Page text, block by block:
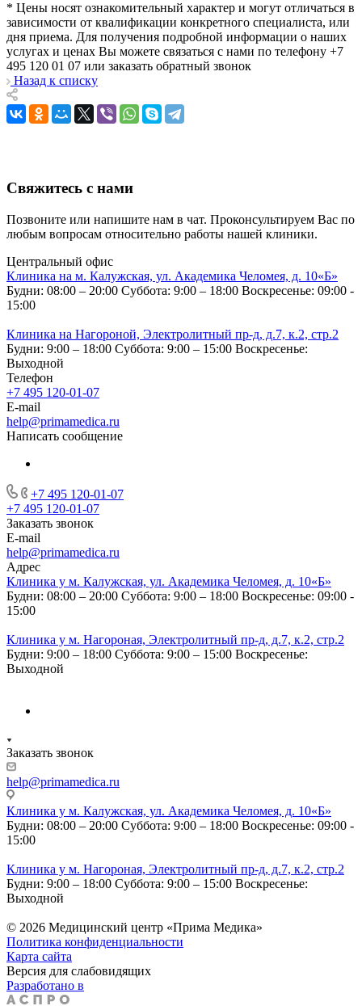
* Цены носят ознакомительный характер и могут отличаться в
зависимости от квалификации конкретного специалиста, или
дня приема. Для получения подробной информации о наших
услугах и ценах Вы можете связаться с нами по телефону +7
495 120 01 07 или заказать обратный звонок
Назад к списку
Свяжитесь с нами
Позвоните или напишите нам в чат. Проконсультируем Вас по
любым вопросам относительно работы нашей клиники.
Центральный офис
Клиника на м. Калужская, ул. Академика Челомея, д. 10«Б»
Будни: 08:00 – 20:00 Суббота: 9:00 – 18:00 Воскресенье: 09:00 -
15:00
Клиника на Нагороной, Электролитный пр-д, д.7, к.2, стр.2
Будни: 9:00 – 18:00 Суббота: 9:00 – 15:00 Воскресенье:
Выходной
Телефон
+7 495 120-01-07
E-mail
help@primamedica.ru
Написать сообщение
+7 495 120-01-07
+7 495 120-01-07
Заказать звонок
E-mail
help@primamedica.ru
Адрес
Клиника у м. Калужская, ул. Академика Челомея, д. 10«Б»
Будни: 08:00 – 20:00 Суббота: 9:00 – 18:00 Воскресенье: 09:00 -
15:00
Клиника у м. Нагороная, Электролитный пр-д, д.7, к.2, стр.2
Будни: 9:00 – 18:00 Суббота: 9:00 – 15:00 Воскресенье:
Выходной
Заказать звонок
help@primamedica.ru
Клиника у м. Калужская, ул. Академика Челомея, д. 10«Б»
Будни: 08:00 – 20:00 Суббота: 9:00 – 18:00 Воскресенье: 09:00 -
15:00
Клиника у м. Нагороная, Электролитный пр-д, д.7, к.2, стр.2
Будни: 9:00 – 18:00 Суббота: 9:00 – 15:00 Воскресенье:
Выходной
© 2026 Медицинский центр «Прима Медика»
Политика конфиденциальности
Карта сайта
Версия для слабовидящих
Разработано в